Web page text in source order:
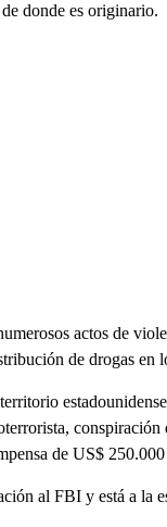
donde es originario.
actos de
de drogas en
de US$
al FBI y está a la